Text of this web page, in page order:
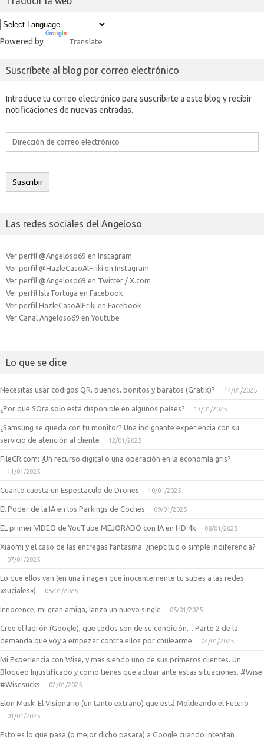
Powered by Translate
Suscríbete al blog por correo electrónico
Introduce tu correo electrónico para suscribirte a este blog y recibir
notificaciones de nuevas entradas.
Dirección
electrónico
Suscribir
Las redes sociales del Angeloso
Ver perfil @Angeloso69 en Instagram
Ver perfil @HazleCasoAlFriki en Instagram
Ver perfil @Angeloso69 en Twitter / X.com
Ver perfil IslaTortuga en Facebook
Ver perfil HazleCasoAlFriki en Facebook
Ver Canal Angeloso69 en Youtube
Lo que se dice
Necesitas usar codigos QR, buenos, bonitos y baratos (Gratix)? 14/01/2025
¿Por qué SOra solo está disponible en algunos países? 13/01/2025
¿Samsung se queda con tu monitor? Una indignante experiencia con su
servicio de atención al cliente
12/01/2025
FileCR.com: ¿Un recurso digital o una operación en la economía gris?
11/01/2025
Cuanto cuesta un Espectaculo de Drones 10/01/2025
El Poder de la IA en los Parkings de Coches 09/01/2025
EL primer VIDEO de YouTube MEJORADO con IA en HD 4k 08/01/2025
Xiaomi y el caso de las entregas fantasma: ¿ineptitud o simple indiferencia?
07/01/2025
Lo que ellos ven (en una imagen que inocentemente tu subes a las redes
«suciales»)
06/01/2025
Innocence, mi gran amiga, lanza un nuevo single 05/01/2025
Cree el ladrón (Google), que todos son de su condición… Parte 2 de la
demanda que voy a empezar contra ellos por chulearme
04/01/2025
Mi Experiencia con Wise, y mas siendo uno de sus primeros clientes. Un
Bloqueo Injustificado y como tienes que actuar ante estas situaciones. #Wise
#Wisesucks
02/01/2025
Elon Musk: El Visionario (un tanto extraño) que está Moldeando el Futuro
01/01/2025
Esto es lo que pasa (o mejor dicho pasara) a Google cuando intentan